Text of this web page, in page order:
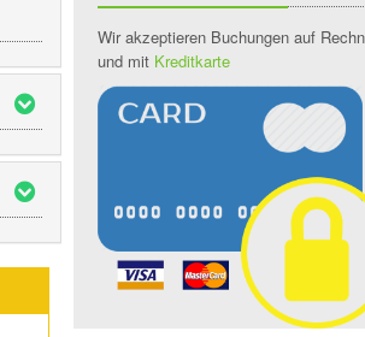
Wir akzeptieren Buchungen auf
und mit Kreditkarte